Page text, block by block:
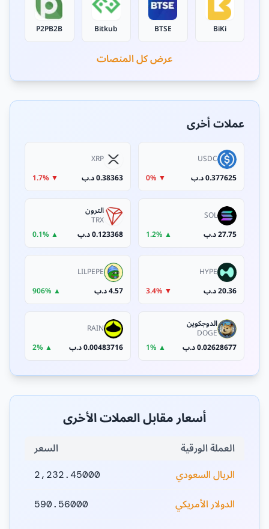
BiKi
BTSE
Bitkub
P2PB2B
عرض كل المنصات
عملات أخرى
USDC
0.377625 د.ب
▼ 0%
XRP
0.38363 د.ب
▼ 1.7%
SOL
27.75 د.ب
▲ 1.2%
الترون
TRX
0.123368 د.ب
▲ 0.1%
HYPE
20.36 د.ب
▼ 3.4%
LILPEPE
4.57 د.ب
▲ 906%
الدوجكوين
DOGE
0.02628677 د.ب
▲ 1%
RAIN
0.00483716 د.ب
▲ 2%
أسعار مقابل العملات الأخرى
العملة الورقية
السعر
الريال السعودي
2,232.45000
الدولار الأمريكي 590.56000